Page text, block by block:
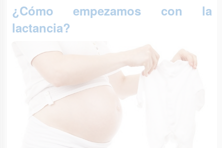
¿Cómo empezamos con la
lactancia?